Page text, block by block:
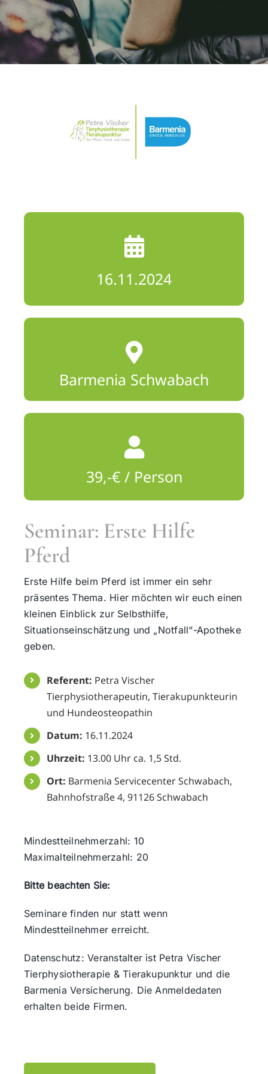
Termin vereinbaren
16.11.2024
Barmenia Schwabach
39,-€ / Person
Seminar: Erste Hilfe
Pferd
Erste Hilfe beim Pferd ist immer ein sehr
präsentes Thema. Hier möchten wir euch einen
kleinen Einblick zur Selbsthilfe,
Situationseinschätzung und „Notfall“-Apotheke
geben.
Referent: Petra Vischer
Tierphysiotherapeutin, Tierakupunkteurin
und Hundeosteopathin
Datum: 16.11.2024
Uhrzeit: 13.00 Uhr ca. 1,5 Std.
Ort: Barmenia Servicecenter Schwabach,
Bahnhofstraße 4, 91126 Schwabach
Mindestteilnehmerzahl: 10
Maximalteilnehmerzahl: 20
Bitte beachten Sie:
Seminare finden nur statt wenn
Mindestteilnehmer erreicht.
Datenschutz: Veranstalter ist Petra Vischer
Tierphysiotherapie & Tierakupunktur und die
Barmenia Versicherung. Die Anmeldedaten
erhalten beide Firmen.